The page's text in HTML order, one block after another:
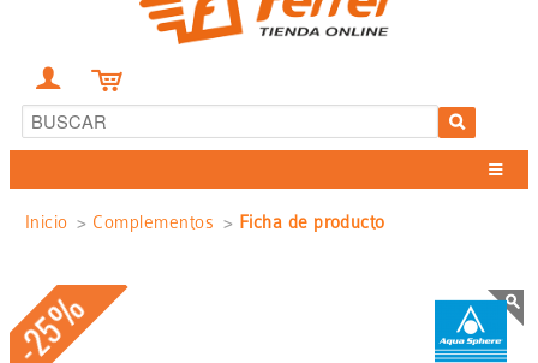
 
Sobrescribir
de
Inicio Complementos Ficha de producto
-25%